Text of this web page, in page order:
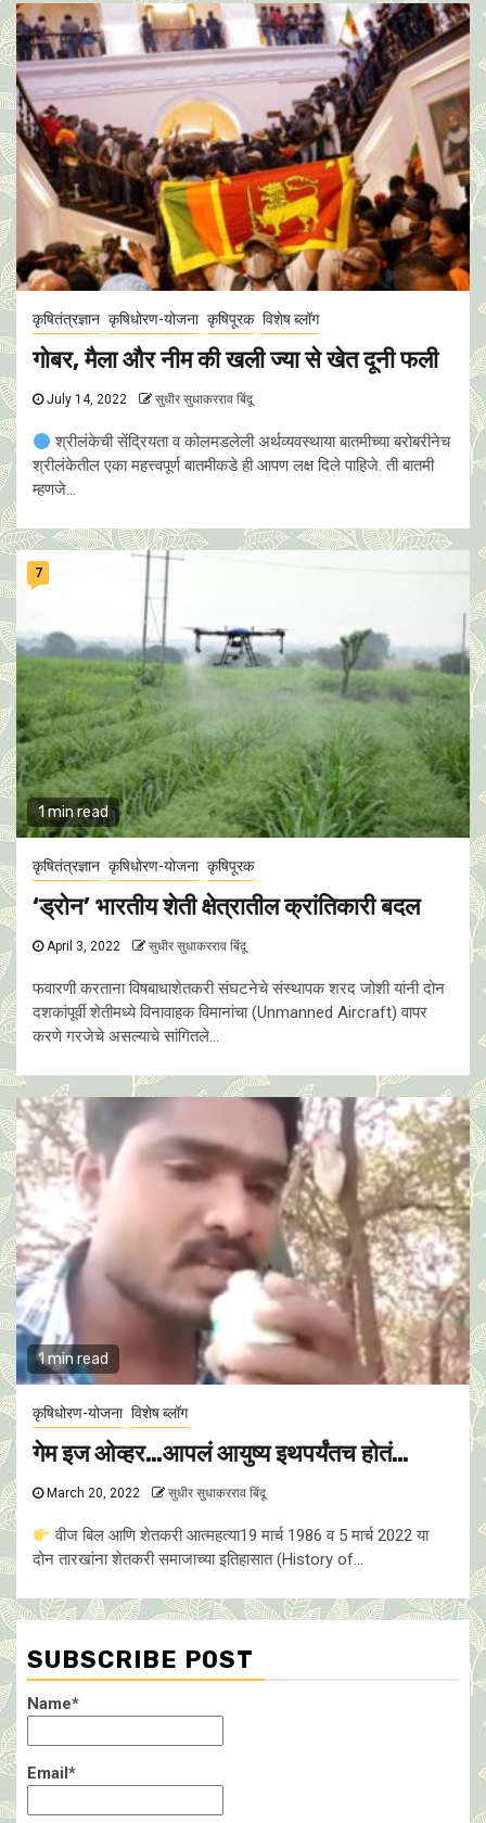
कृषितंत्रज्ञान कृषिधोरण-योजना कृषिपूरक विशेष ब्लॉग
गोबर, मैला और नीम की खली ज्या से खेत दूनी फली
July 14, 2022 सुधीर सुधाकरराव बिंदू
श्रीलंकेची सेंद्रियता व कोलमडलेली अर्थव्यवस्थाया बातमीच्या बरोबरीनेच
श्रीलंकेतील एका महत्त्वपूर्ण बातमीकडे ही आपण लक्ष दिले पाहिजे. ती बातमी
म्हणजे...
1 min read
7
कृषितंत्रज्ञान कृषिधोरण-योजना कृषिपूरक
‘ड्रोन’ भारतीय शेती क्षेत्रातील क्रांतिकारी बदल
April 3, 2022 सुधीर सुधाकरराव बिंदू
फवारणी करताना विषबाधाशेतकरी संघटनेचे संस्थापक शरद जोशी यांनी दोन
दशकांपूर्वी शेतीमध्ये विनावाहक विमानांचा (Unmanned Aircraft) वापर
करणे गरजेचे असल्याचे सांगितले...
1 min read
कृषिधोरण-योजना विशेष ब्लॉग
गेम इज ओव्हर…आपलं आयुष्य इथपर्यंतच होतं…
March 20, 2022 सुधीर सुधाकरराव बिंदू
वीज बिल आणि शेतकरी आत्महत्या19 मार्च 1986 व 5 मार्च 2022 या
दोन तारखांना शेतकरी समाजाच्या इतिहासात (History of...
SUBSCRIBE POST
Name*
Email*